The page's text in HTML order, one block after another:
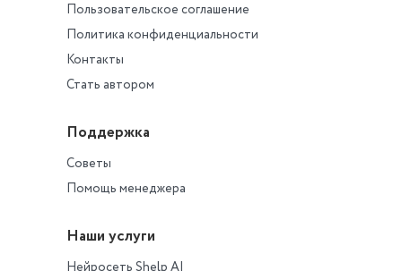
Пользовательское соглашение
Политика конфиденциальности
Контакты
Стать автором
Поддержка
Советы
Помощь менеджера
Наши услуги
Нейросеть Shelp AI